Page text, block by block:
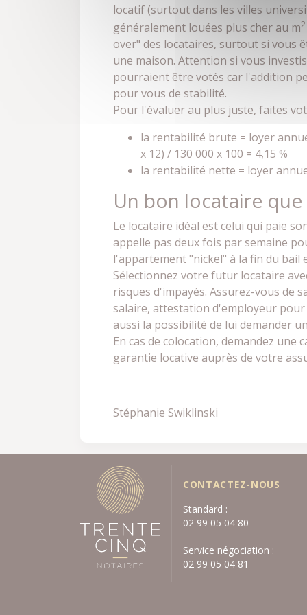
locatif (surtout dans les villes
généralement louées plus cher au m2
over" des locataires, surtout si vous
une maison. Attention si vous
pourraient être votés car l'addition
pour vous de stabilité.
Pour l'évaluer au plus juste, faites
la rentabilité brute = loyer
x 12) / 130 000 x 100 = 4,15 %
la rentabilité nette = loyer
Un bon locataire
Le locataire idéal est celui qui paie
appelle pas deux fois par semaine
l'appartement "nickel" à la fin du bail
Sélectionnez votre futur locataire
risques d'impayés. Assurez-vous de
salaire, attestation d'employeur
aussi la possibilité de lui demander
En cas de colocation, demandez
garantie locative auprès de votre
Stéphanie Swiklinski
CONTACTEZ-NOUS
Standard :
02 99 05 04 80
Service négociation :
02 99 05 04 81